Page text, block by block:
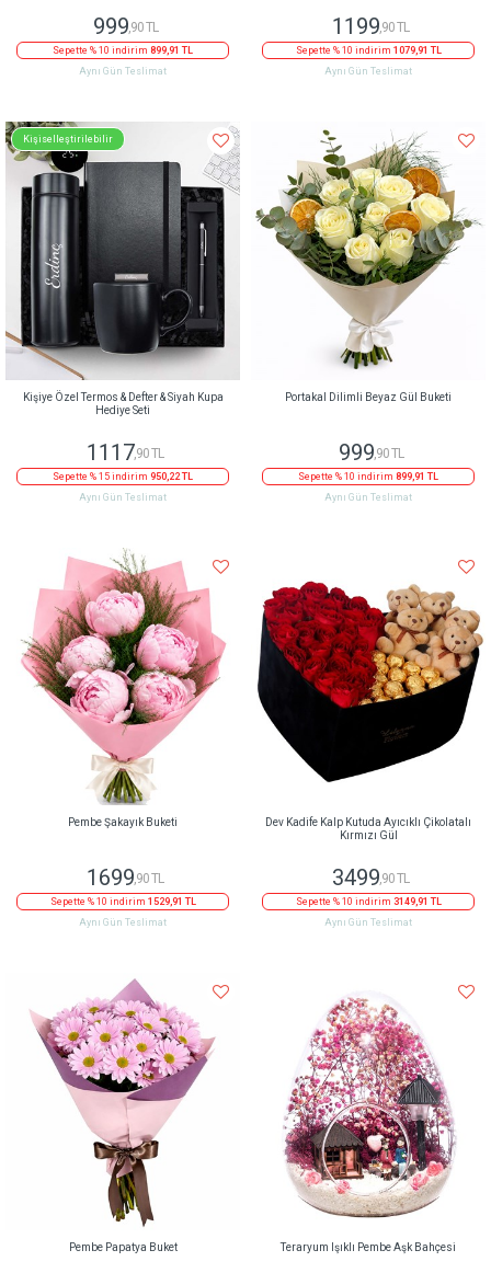
999,90 TL
Sepette % 10 indirim 899,91 TL
Aynı Gün Teslimat
1199,90 TL
Sepette % 10 indirim 1079,91 TL
Aynı Gün Teslimat
Kişiselleştirilebilir
Kişiye Özel Termos & Defter & Siyah Kupa
Hediye Seti
1117,90 TL
Sepette % 15 indirim 950,22 TL
Aynı Gün Teslimat
Portakal Dilimli Beyaz Gül Buketi
999,90 TL
Sepette % 10 indirim 899,91 TL
Aynı Gün Teslimat
Pembe Şakayık Buketi
1699,90 TL
Sepette % 10 indirim 1529,91 TL
Aynı Gün Teslimat
Dev Kadife Kalp Kutuda Ayıcıklı Çikolatalı
Kırmızı Gül
3499,90 TL
Sepette % 10 indirim 3149,91 TL
Aynı Gün Teslimat
Pembe Papatya Buket Teraryum Işıklı Pembe Aşk Bahçesi